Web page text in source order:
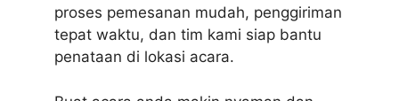
proses pemesanan mudah, penggiriman
tepat waktu, dan tim kami siap bantu
penataan di lokasi acara.